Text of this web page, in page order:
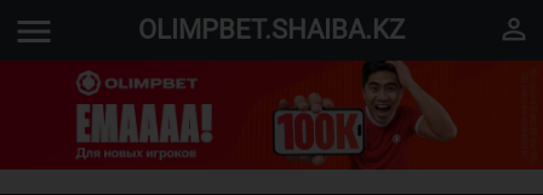
menu OLIMPBET.SHAIBA.KZ perm_identity